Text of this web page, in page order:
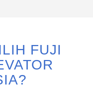
FUJI